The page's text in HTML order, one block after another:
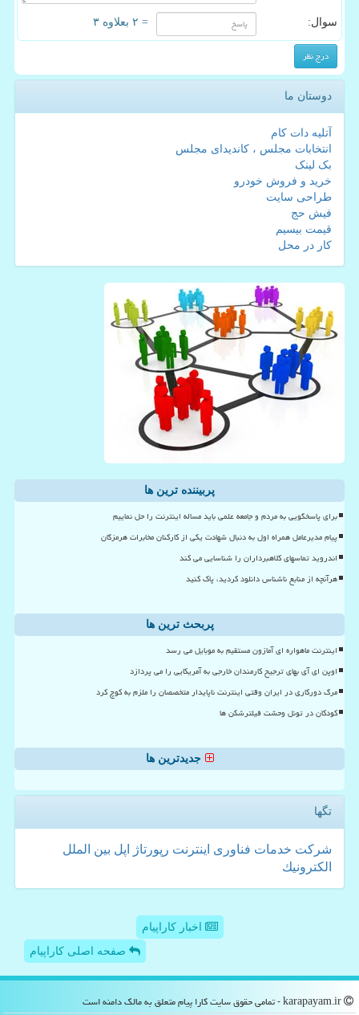
سوال: = ۲ بعلاوه ۳
دوستان ما
آتلیه دات کام
انتخابات مجلس ، کاندیدای مجلس
بک لینک
خرید و فروش خودرو
طراحی سایت
فیش حج
قیمت بیسیم
کار در محل
پربیننده ترین ها
برای پاسخگویی به مردم و جامعه علمی باید مساله اینترنت را حل نماییم
پیام مدیرعامل همراه اول به دنبال شهادت یکی از کارکنان مخابرات هرمزگان
اندروید تماسهای کلاهبرداران را شناسایی می کند
هرآنچه از منابع ناشناس دانلود کردید، پاک کنید
پربحث ترین ها
اینترنت ماهواره ای آمازون مستقیم به موبایل می رسد
اوپن ای آی بهای ترجیح کارمندان خارجی به آمریکایی را می پردازد
مرگ دورکاری در ایران وقتی اینترنت ناپایدار متخصصان را ملزم به کوچ کرد
کودکان در تونل وحشت فیلترشکن ها
جدیدترین ها
تگها
شركت خدمات فناوری اینترنت رپورتاژ اپل بین الملل
الكترونیك
اخبار کاراپیام
صفحه اصلی کاراپیام